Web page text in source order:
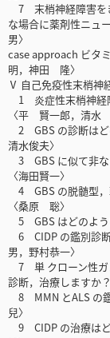
7 末梢神経障害を
な場合に薬剤性ニュ
男〉
case approach ビタ
明，神田 隆〉
Ⅴ 自己免疫性末梢神
1 炎症性末梢神経
〈平 賢一郎，清水
2 GBS の診断はど
清水俊夫〉
3 GBS に似て非な
〈海田賢一〉
4 GBS の脱髄型，
〈桑原 聡〉
5 GBS はどのよう
6 CIDP の鑑別診
男，野村恭一〉
7 単 クローン性ガ
診断，治療しますか
8 MMN とALS の
兒〉
9 CIDP の治療はど